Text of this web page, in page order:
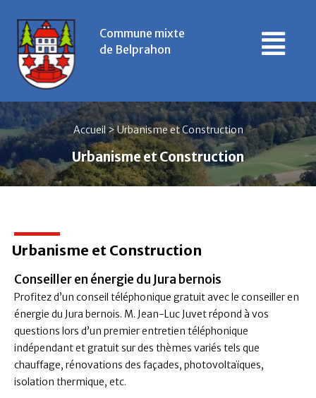
Commune mixte
de Belprahon
Accueil>Urbanisme et Construction
Urbanisme et Construction
Urbanisme et Construction
Conseiller en énergie du Jura bernois
Profitez d’un conseil téléphonique gratuit avec le conseiller en
énergie du Jura bernois. M. Jean-Luc Juvet répond à vos
questions lors d’un premier entretien téléphonique
indépendant et gratuit sur des thèmes variés tels que
chauffage, rénovations des façades, photovoltaïques,
isolation thermique, etc.